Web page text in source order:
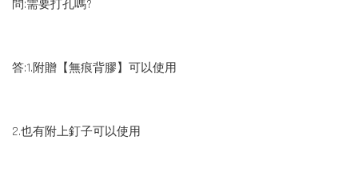
問:需要打孔嗎?
答:1.附贈【無痕背膠】可以使用
2.也有附上釘子可以使用